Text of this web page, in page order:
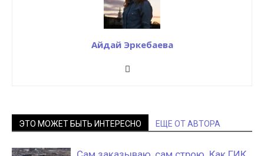
Айдай Эркебаева
ЭТО МОЖЕТ БЫТЬ ИНТЕРЕСНО ЕЩЕ ОТ АВТОРА